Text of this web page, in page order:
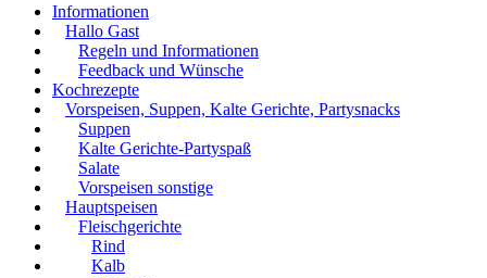
Informationen
Hallo Gast
Regeln und Informationen
Feedback und Wünsche
Kochrezepte
Vorspeisen, Suppen, Kalte Gerichte, Partysnacks
Suppen
Kalte Gerichte-Partyspaß
Salate
Vorspeisen sonstige
Hauptspeisen
Fleischgerichte
Rind
Kalb